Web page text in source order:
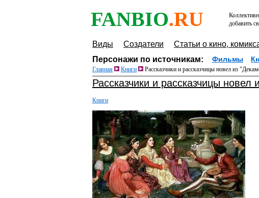
FANBIO.RU
добавить
Виды Создатели Статьи о кино,
Персонажи по источникам:
Фильмы
Главная Книги Рассказчики и рассказчицы новел из
Рассказчики и рассказчицы новел
Книги